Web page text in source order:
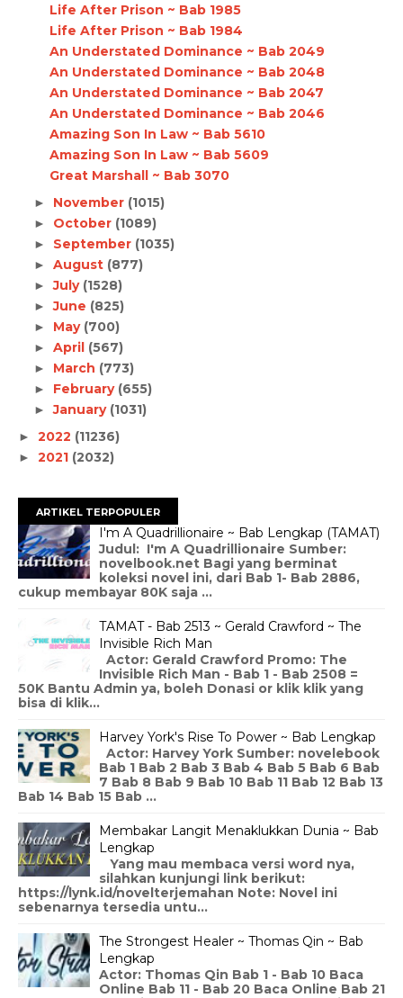
Life After Prison ~ Bab 1985
Life After Prison ~ Bab 1984
An Understated Dominance ~ Bab 2049
An Understated Dominance ~ Bab 2048
An Understated Dominance ~ Bab 2047
An Understated Dominance ~ Bab 2046
Amazing Son In Law ~ Bab 5610
Amazing Son In Law ~ Bab 5609
Great Marshall ~ Bab 3070
► November (1015)
► October (1089)
► September (1035)
► August (877)
►July (1528)
►June (825)
► May (700)
► April (567)
► March (773)
► February (655)
►January (1031)
► 2022 (11236)
► 2021 (2032)
ARTIKEL TERPOPULER
I'm A Quadrillionaire ~ Bab Lengkap (TAMAT)
Judul: I'm A Quadrillionaire Sumber:
novelbook.net Bagi yang berminat
koleksi novel ini, dari Bab 1- Bab 2886,
cukup membayar 80K saja ...
TAMAT - Bab 2513 ~ Gerald Crawford ~ The
Invisible Rich Man
Actor: Gerald Crawford Promo: The
Invisible Rich Man - Bab 1 - Bab 2508 =
50K Bantu Admin ya, boleh Donasi or klik klik yang
bisa di klik...
Harvey York's Rise To Power ~ Bab Lengkap
Actor: Harvey York Sumber: novelebook
Bab 1 Bab 2 Bab 3 Bab 4 Bab 5 Bab 6 Bab
7 Bab 8 Bab 9 Bab 10 Bab 11 Bab 12 Bab 13
Bab 14 Bab 15 Bab ...
Membakar Langit Menaklukkan Dunia ~ Bab
Lengkap
Yang mau membaca versi word nya,
silahkan kunjungi link berikut:
https://lynk.id/novelterjemahan Note: Novel ini
sebenarnya tersedia untu...
The Strongest Healer ~ Thomas Qin ~ Bab
Lengkap
Actor: Thomas Qin Bab 1 - Bab 10 Baca
Online Bab 11 - Bab 20 Baca Online Bab 21